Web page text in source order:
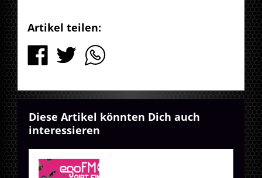
Artikel teilen:
Diese Artikel könnten Dich auch
interessieren